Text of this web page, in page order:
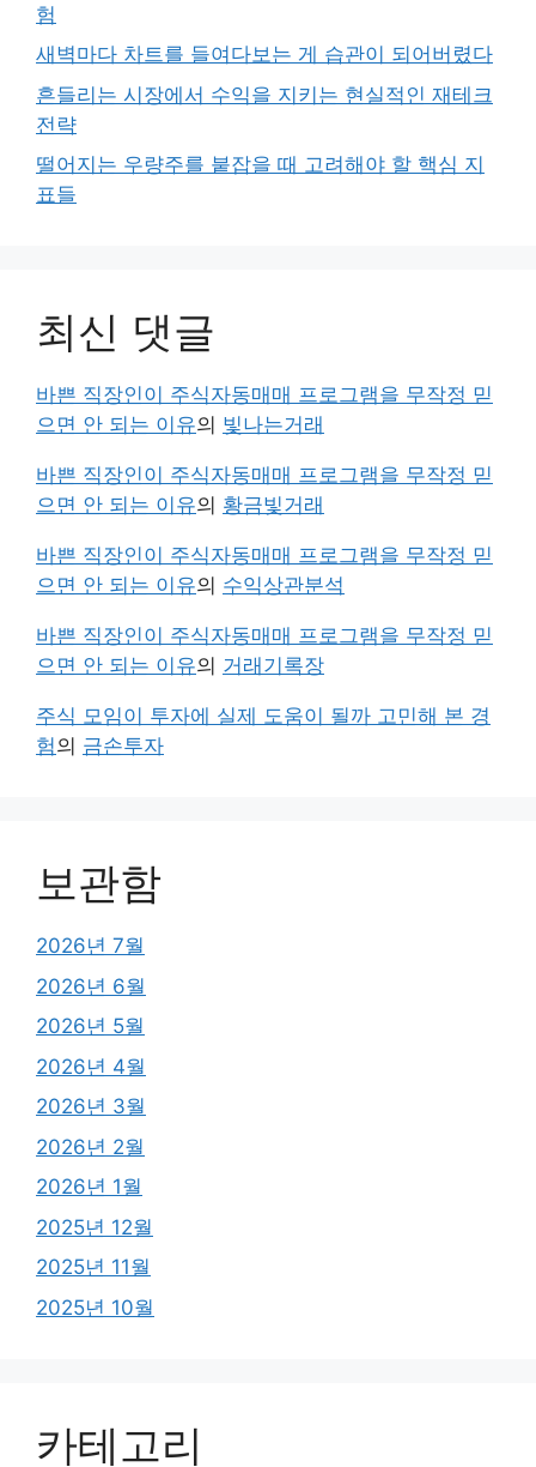
험
새벽마다 차트를 들여다보는 게 습관이 되어버렸다
흔들리는 시장에서 수익을 지키는 현실적인 재테크
전략
떨어지는 우량주를 붙잡을 때 고려해야 할 핵심 지
표들
최신 댓글
바쁜 직장인이 주식자동매매 프로그램을 무작정 믿
으면 안 되는 이유의 빛나는거래
바쁜 직장인이 주식자동매매 프로그램을 무작정 믿
으면 안 되는 이유의 황금빛거래
바쁜 직장인이 주식자동매매 프로그램을 무작정 믿
으면 안 되는 이유의 수익상관분석
바쁜 직장인이 주식자동매매 프로그램을 무작정 믿
으면 안 되는 이유의 거래기록장
주식 모임이 투자에 실제 도움이 될까 고민해 본 경
험의 금손투자
보관함
2026년 7월
2026년 6월
2026년 5월
2026년 4월
2026년 3월
2026년 2월
2026년 1월
2025년 12월
2025년 11월
2025년 10월
카테고리